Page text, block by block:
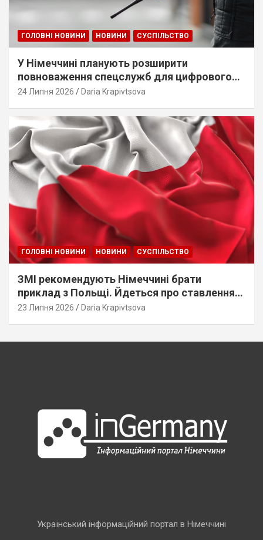
ГОЛОВНІ НОВИНИ НОВИНИ СУСПІЛЬСТВО
У Німеччині планують розширити
повноваження спецслужб для цифрового
стеження
24 Липня 2026 Daria Krapivtsova
ГОЛОВНІ НОВИНИ НОВИНИ СУСПІЛЬСТВО
ЗМІ рекомендують Німеччині брати
приклад з Польщі. Йдеться про ставлення
до українців
23 Липня 2026 Daria Krapivtsova
Український інформаційний портал в Німеччині